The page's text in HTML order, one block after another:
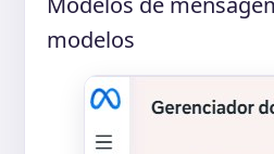
modelos